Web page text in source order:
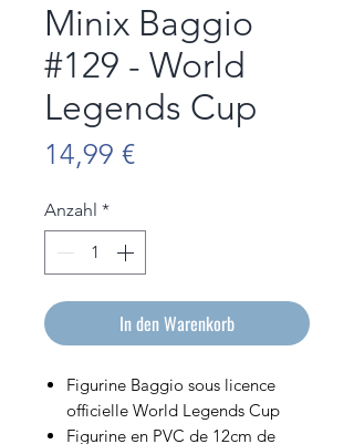
Minix Baggio
#129 - World
Legends Cup
14,99 €Preis
Anzahl *
In den Warenkorb
Figurine Baggio sous licence
officielle World Legends Cup
Figurine en PVC de 12cm de